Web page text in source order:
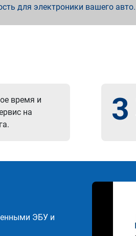
для электроники вашего авто.
время и
на
3
ЭБУ и